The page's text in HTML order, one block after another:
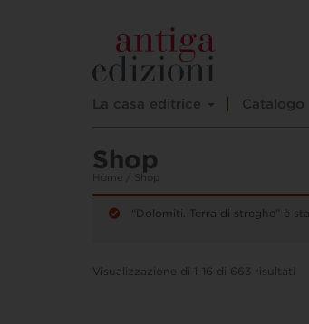
La casa editrice Catalogo
Shop
Home / Shop
“Dolomiti. Terra di streghe” è
Visualizzazione di 1-16 di 663 risultati